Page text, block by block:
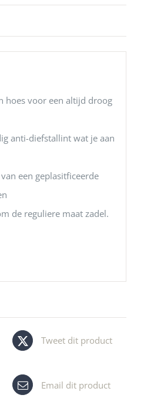
hoes voor een altijd droog
anti-diefstallint wat je aan
een geplasitficeerde
de reguliere maat zadel.
Tweet dit product
Email dit product